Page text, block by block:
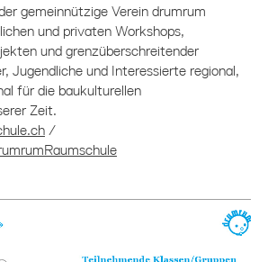
gemeinnützige Verein drumrum
und privaten Workshops,
und grenzüberschreitender
Jugendliche und Interessierte regional,
für die baukulturellen
Zeit.
/